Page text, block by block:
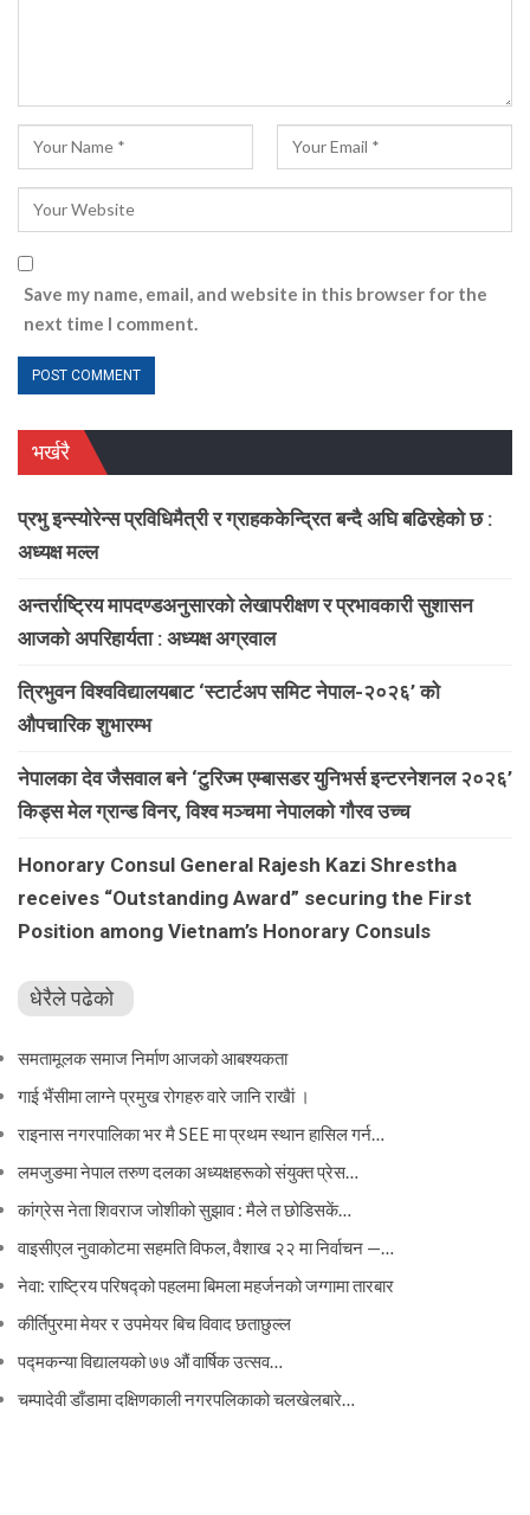
Save my name, email, and website in this browser for the
next time I comment.
भर्खरै
प्रभु इन्स्योरेन्स प्रविधिमैत्री र ग्राहककेन्द्रित बन्दै अघि बढिरहेको छ :
अध्यक्ष मल्ल
अन्तर्राष्ट्रिय मापदण्डअनुसारको लेखापरीक्षण र प्रभावकारी सुशासन
आजको अपरिहार्यता : अध्यक्ष अग्रवाल
त्रिभुवन विश्वविद्यालयबाट ‘स्टार्टअप समिट नेपाल-२०२६’ को
औपचारिक शुभारम्भ
नेपालका देव जैसवाल बने ‘टुरिज्म एम्बासडर युनिभर्स इन्टरनेशनल २०२६’
किड्स मेल ग्रान्ड विनर, विश्व मञ्चमा नेपालको गौरव उच्च
Honorary Consul General Rajesh Kazi Shrestha
receives “Outstanding Award” securing the First
Position among Vietnam’s Honorary Consuls
धेरैले पढेको
समतामूलक समाज निर्माण आजको आबश्यकता
गाई भैंसीमा लाग्ने प्रमुख रोगहरु वारे जानि राखैां ।
राइनास नगरपालिका भर मै SEE मा प्रथम स्थान हासिल गर्न…
लमजुङमा नेपाल तरुण दलका अध्यक्षहरूको संयुक्त प्रेस…
कांग्रेस नेता शिवराज जोशीको सुझाव : मैले त छोडिसकें…
वाइसीएल नुवाकोटमा सहमति विफल, वैशाख २२ मा निर्वाचन —…
नेवा: राष्ट्रिय परिषद्को पहलमा बिमला महर्जनको जग्गामा तारबार
कीर्तिपुरमा मेयर र उपमेयर बिच विवाद छताछुल्ल
पद्मकन्या विद्यालयको ७७ औं ‌‌वार्षिक ‌उत्सव…
चम्पादेवी डाँडामा दक्षिणकाली नगरपलिकाको चलखेलबारे…